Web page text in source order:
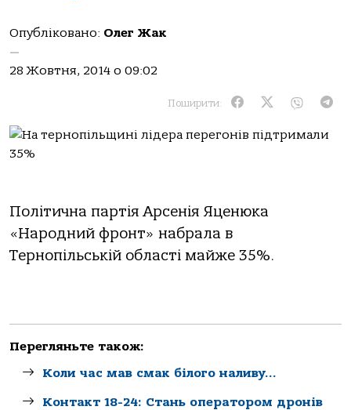
Опубліковано: Олег Жак
—
28 Жовтня, 2014 о 09:02
Поширити:
Політична партія Арсенія Яценюка
«Народний фронт» набрала в
Тернопільській області майже 35%.
Перегляньте також:
Коли час мав смак білого наливу…
Контакт 18-24: Стань оператором дронів